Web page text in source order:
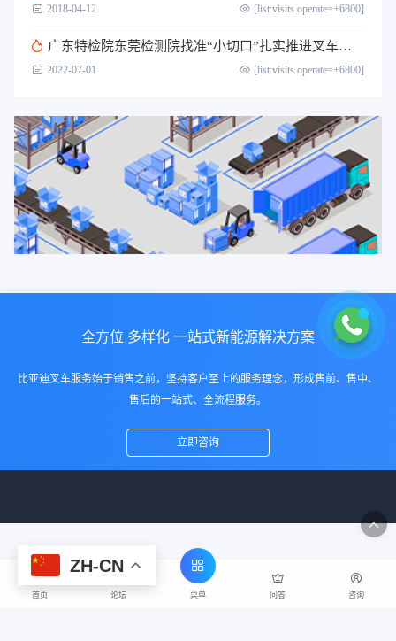
2018-04-12 [list:visits operate=+6800]
广东特检院东莞检测院找准“小切口”扎实推进叉车司机作业人员取证考核工作
2022-07-01 [list:visits operate=+6800]
全方位 多样化 一站式新能源解决方案
比亚迪叉车服务始于销售之前，坚持客户至上的服务理念，形成售前、售中、
售后的一站式、全流程服务。
立即咨询
首页 论坛 菜单 问答 咨询
ZH-CN